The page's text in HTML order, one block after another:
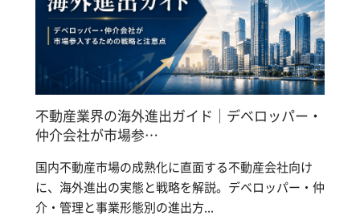
不動産業界の海外進出ガイド｜デベロッパー・
仲介会社が市場参…
国内不動産市場の成熟化に直面する不動産会社向け
に、海外進出の実態と戦略を解説。デベロッパー・仲
介・管理と事業形態別の進出方...